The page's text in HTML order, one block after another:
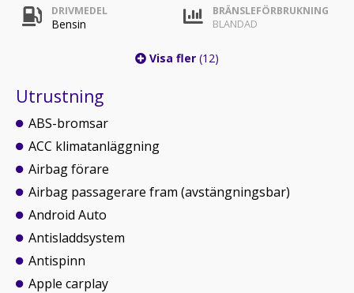
DRIVMEDEL
Bensin
BRÄNSLEFÖRBRUKNING
BLANDAD
Visa fler (12)
Utrustning
ABS-bromsar
ACC klimatanläggning
Airbag förare
Airbag passagerare fram (avstängningsbar)
Android Auto
Antisladdsystem
Antispinn
Apple carplay